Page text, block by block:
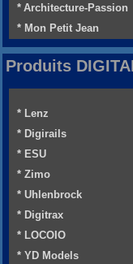
* Architecture-Passion
* Mon Petit Jean
Produits
* Lenz
* Digirails
* ESU
* Zimo
* Uhlenbrock
* Digitrax
* LOCOIO
* YD Models